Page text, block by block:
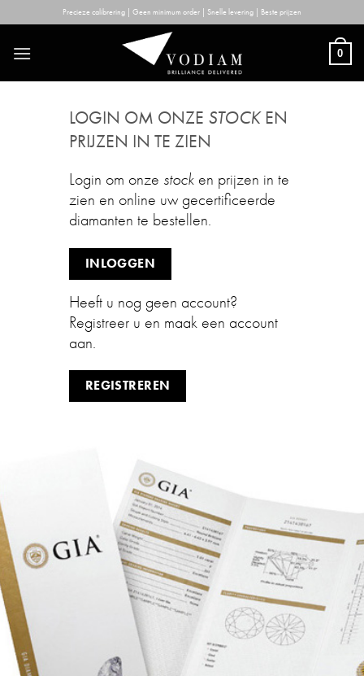
to
content
Precieze calibrering | Geen minimum order | Snelle levering | Beste prijzen
0
LOGIN OM ONZE STOCKEN
PRIJZEN IN TE ZIEN
Login om onze stock en prijzen in te
zien en online uw gecertificeerde
diamanten te bestellen.
INLOGGEN
Heeft u nog geen account?
Registreer u en maak een account
aan.
REGISTREREN